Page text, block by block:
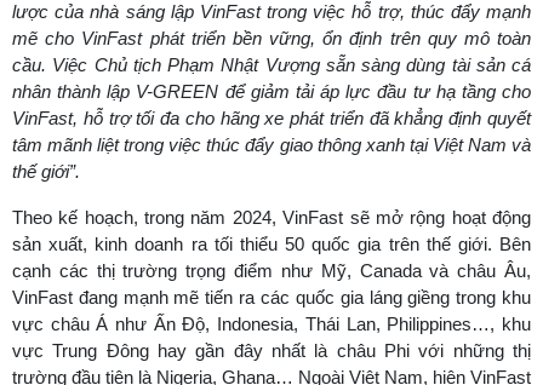
lược của nhà sáng lập VinFast trong việc hỗ trợ, thúc đẩy mạnh
mẽ cho VinFast phát triển bền vững, ổn định trên quy mô toàn
cầu. Việc Chủ tịch Phạm Nhật Vượng sẵn sàng dùng tài sản cá
nhân thành lập V-GREEN để giảm tải áp lực đầu tư hạ tầng cho
VinFast, hỗ trợ tối đa cho hãng xe phát triển đã khẳng định quyết
tâm mãnh liệt trong việc thúc đẩy giao thông xanh tại Việt Nam và
thế giới”.
Theo kế hoạch, trong năm 2024, VinFast sẽ mở rộng hoạt động
sản xuất, kinh doanh ra tối thiểu 50 quốc gia trên thế giới. Bên
cạnh các thị trường trọng điểm như Mỹ, Canada và châu Âu,
VinFast đang mạnh mẽ tiến ra các quốc gia láng giềng trong khu
vực châu Á như Ấn Độ, Indonesia, Thái Lan, Philippines…, khu
vực Trung Đông hay gần đây nhất là châu Phi với những thị
trường đầu tiên là Nigeria, Ghana… Ngoài Việt Nam, hiện VinFast